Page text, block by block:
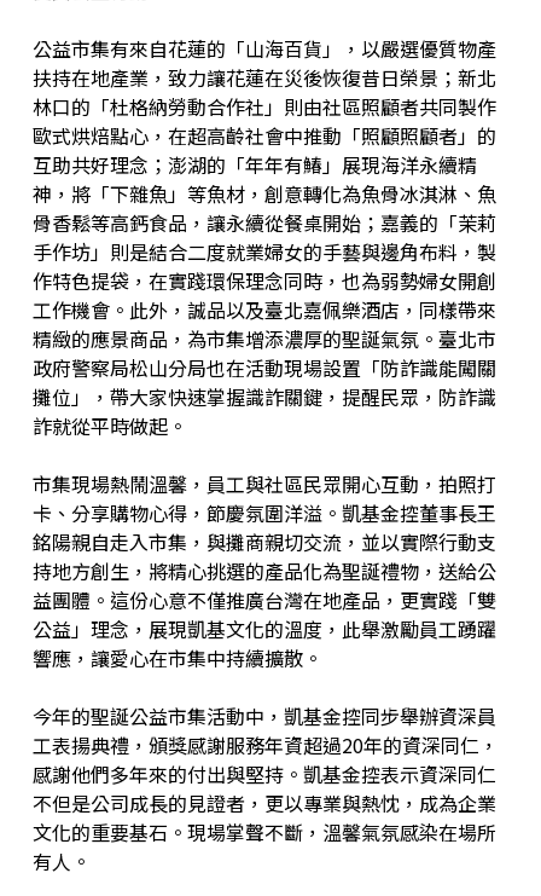
公益市集有來自花蓮的「山海百貨」，以嚴選優質物產
扶持在地產業，致力讓花蓮在災後恢復昔日榮景；新北
林口的「杜格納勞動合作社」則由社區照顧者共同製作
歐式烘焙點心，在超高齡社會中推動「照顧照顧者」的
互助共好理念；澎湖的「年年有鰆」展現海洋永續精
神，將「下雜魚」等魚材，創意轉化為魚骨冰淇淋、魚
骨香鬆等高鈣食品，讓永續從餐桌開始；嘉義的「茉莉
手作坊」則是結合二度就業婦女的手藝與邊角布料，製
作特色提袋，在實踐環保理念同時，也為弱勢婦女開創
工作機會。此外，誠品以及臺北嘉佩樂酒店，同樣帶來
精緻的應景商品，為市集增添濃厚的聖誕氣氛。臺北市
政府警察局松山分局也在活動現場設置「防詐識能闖關
攤位」，帶大家快速掌握識詐關鍵，提醒民眾，防詐識
詐就從平時做起。
市集現場熱鬧溫馨，員工與社區民眾開心互動，拍照打
卡、分享購物心得，節慶氛圍洋溢。凱基金控董事長王
銘陽親自走入市集，與攤商親切交流，並以實際行動支
持地方創生，將精心挑選的產品化為聖誕禮物，送給公
益團體。這份心意不僅推廣台灣在地產品，更實踐「雙
公益」理念，展現凱基文化的溫度，此舉激勵員工踴躍
響應，讓愛心在市集中持續擴散。
今年的聖誕公益市集活動中，凱基金控同步舉辦資深員
工表揚典禮，頒獎感謝服務年資超過20年的資深同仁，
感謝他們多年來的付出與堅持。凱基金控表示資深同仁
不但是公司成長的見證者，更以專業與熱忱，成為企業
文化的重要基石。現場掌聲不斷，溫馨氣氛感染在場所
有人。